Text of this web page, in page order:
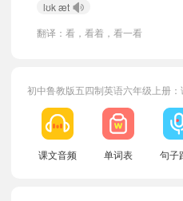
lʊk æt
翻译：看，看着，看一看
初中鲁教版五四制英语六年级上册
课文音频 单词表 句子